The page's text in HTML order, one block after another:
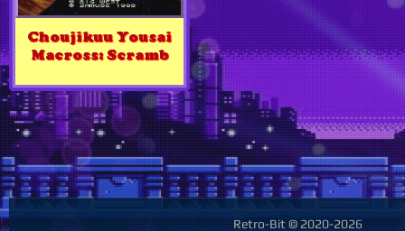
Choujikuu Yousai
Macross: Scramb
Retro-Bit © 2020-2026